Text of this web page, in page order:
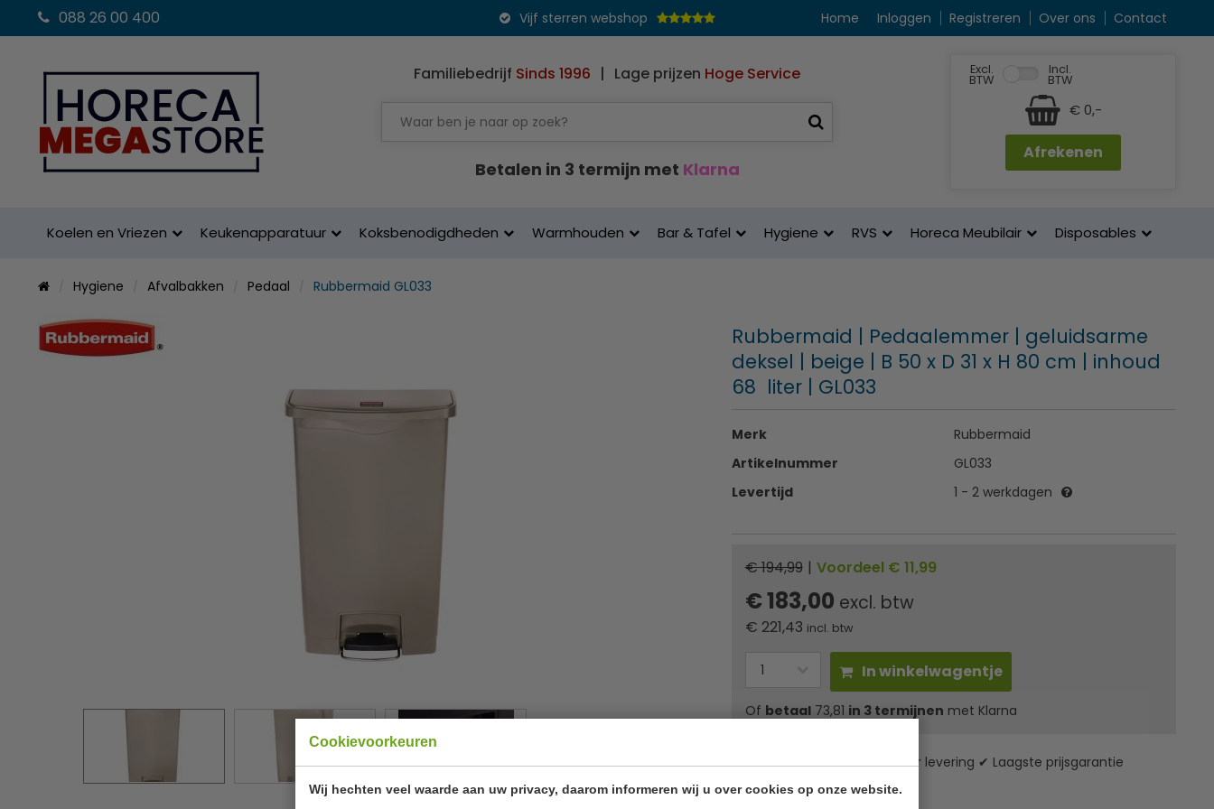
Cookievoorkeuren
Wij hechten veel waarde aan uw privacy, daarom informeren wij u over cookies op onze website.
088 26 00 400 Vijf sterren webshop Home Inloggen Registreren Over ons Contact
Familiebedrijf Sinds 1996 | Lage prijzen Hoge Service
Betalen in 3 termijn met Klarna
Excl.
BTW
Incl.
BTW
€ 0,-
Afrekenen
Koelen en Vriezen Keukenapparatuur Koksbenodigdheden Warmhouden Bar & Tafel Hygiene RVS Horeca Meubilair Disposables
Hygiene Afvalbakken Pedaal Rubbermaid GL033
Rubbermaid | Pedaalemmer | geluidsarme
deksel | beige | B 50 x D 31 x H 80 cm | inhoud
68 liter | GL033
Merk
Rubbermaid
Artikelnummer
GL033
Levertijd
1 - 2 werkdagen
€ 194,99 | Voordeel € 11,99
€ 183,00 excl. btw
€ 221,43 incl. btw
In winkelwagentje
Of betaal73,81 in 3 termijnen met Klarna
✔ Gratis verzending* ✔ 24 uur levering ✔ Laagste prijsgarantie